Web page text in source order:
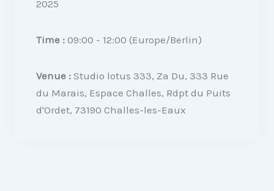
2025
Time :09:00 - 12:00(Europe/Berlin)
Venue :Studio lotus 333, Za Du, 333 Rue
du Marais, Espace Challes, Rdpt du Puits
d'Ordet, 73190 Challes-les-Eaux